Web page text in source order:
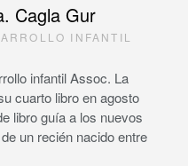
Cagla Gur
INFANTIL
infantil Assoc. La
cuarto libro en agosto
libro guía a los nuevos
un recién nacido entre